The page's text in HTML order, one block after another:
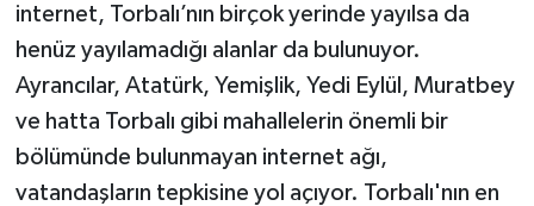
internet, Torbalı’nın birçok yerinde yayılsa da
henüz yayılamadığı alanlar da bulunuyor.
Ayrancılar, Atatürk, Yemişlik, Yedi Eylül, Muratbey
ve hatta Torbalı gibi mahallelerin önemli bir
bölümünde bulunmayan internet ağı,
vatandaşların tepkisine yol açıyor. Torbalı'nın en